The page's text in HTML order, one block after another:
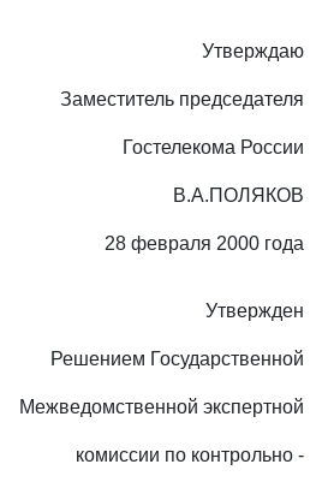
Утверждаю
Заместитель председателя
Гостелекома России
В.А.ПОЛЯКОВ
28 февраля 2000 года
Утвержден
Решением Государственной
Межведомственной экспертной
комиссии по контрольно -